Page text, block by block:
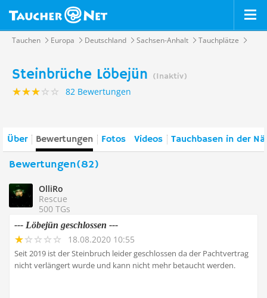
Tauchen Europa Deutschland Sachsen-Anhalt Tauchplätze
Steinbrüche Löbejün (Inaktiv)
82 Bewertungen
Über Bewertungen Fotos Videos Tauchbasen in der
Bewertungen(82)
OlliRo
Rescue
500 TGs
--- Löbejün geschlossen ---
18.08.2020 10:55
Seit 2019 ist der Steinbruch leider geschlossen da der Pachtvertrag
nicht verlängert wurde und kann nicht mehr betaucht werden.